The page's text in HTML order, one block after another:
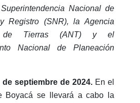
Nacional de
Registro (SNR), la Agencia
de Tierras (ANT) y el
Nacional de Planeación
de septiembre de 2024. En el
Boyacá se llevará a cabo la